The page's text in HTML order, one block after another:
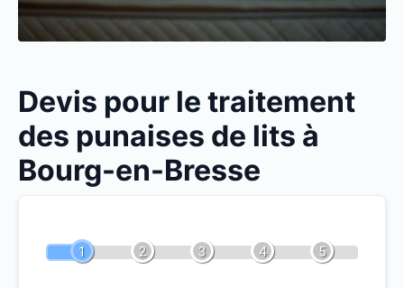
Devis pour le traitement
des punaises de lits à
Bourg-en-Bresse
1 2 3 4 5